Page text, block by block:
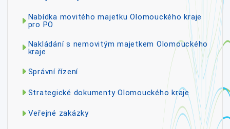
Nabídka movitého majetku Olomouckého kraje
pro PO
Nakládání s nemovitým majetkem Olomouckého
kraje
Správní řízení
Strategické dokumenty Olomouckého kraje
Veřejné zakázky